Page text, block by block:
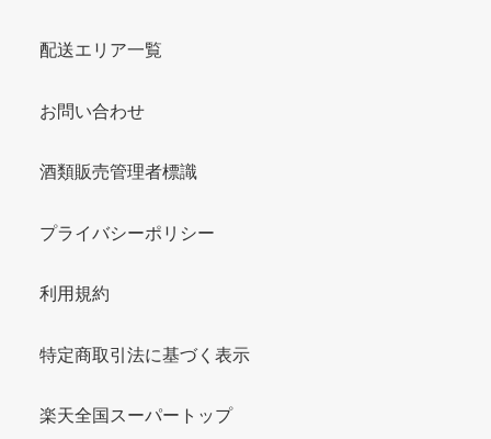
配送エリア一覧
お問い合わせ
酒類販売管理者標識
プライバシーポリシー
利用規約
特定商取引法に基づく表示
楽天全国スーパートップ